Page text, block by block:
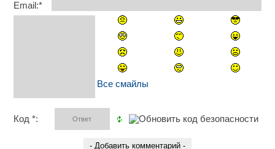
Email:*
Все смайлы
Код *: